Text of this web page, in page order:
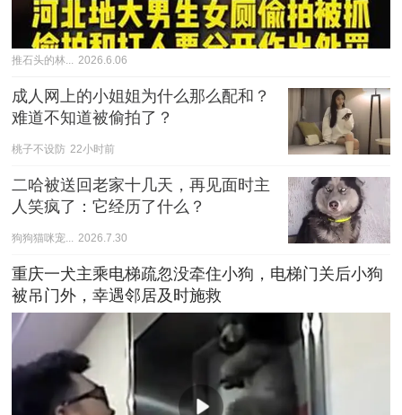
推石头的林... 2026.6.06
成人网上的小姐姐为什么那么配和？
难道不知道被偷拍了？
桃子不设防 22小时前
二哈被送回老家十几天，再见面时主
人笑疯了：它经历了什么？
狗狗猫咪宠... 2026.7.30
重庆一犬主乘电梯疏忽没牵住小狗，电梯门关后小狗
被吊门外，幸遇邻居及时施救